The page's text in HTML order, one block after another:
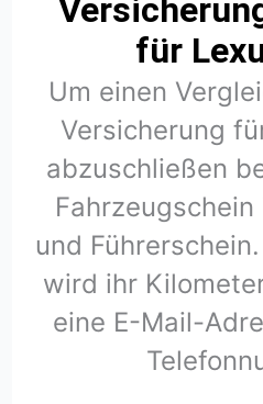
für
Um einen
Versicherung
abzuschließen
und
wird ihr
eine E-Mail-